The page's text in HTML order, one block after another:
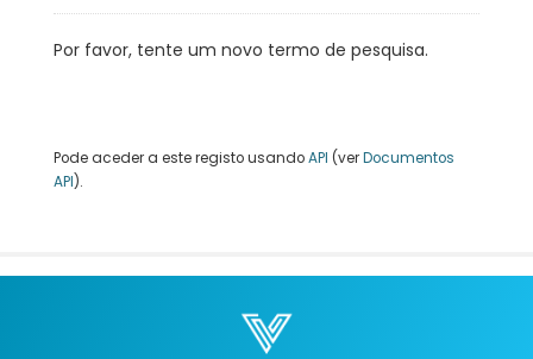
Por favor, tente um novo termo de pesquisa.
Pode aceder a este registo usandoAPI (verDocumentos
API).